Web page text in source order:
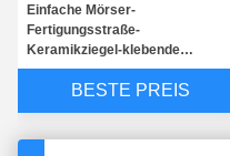
Einfache Mörser-
Fertigungsstraße-
Keramikziegel-klebende
Mischmaschine t/h 3-4 trockene
BESTE PREIS